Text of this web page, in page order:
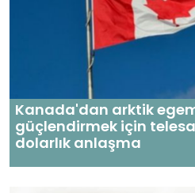
Kanada'dan arktik
güçlendirmek için
dolarlık anlaşma